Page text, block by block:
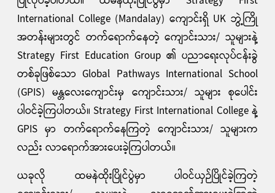
International College (Mandalay) ကျောင်းရှိ UK ဘွဲ့ကြို
အတန်းများတွင် တက်ရောက်နေတဲ့ ကျောင်းသား/ သူများနဲ့
Strategy First Education Group ၏ ပညာရေးလုပ်ငန်းခွဲ
တစ်ခုဖြစ်သော Global Pathways International School
(GPIS) မန္တလေးကျောင်းမှ ကျောင်းသား/ သူများ စုပေါင်း
ပါဝင်ခဲ့ကြပါတယ်။ Strategy First International College နဲ့
GPIS မှာ တက်ရောက်နေကြတဲ့ ကျောင်းသား/ သူများက
လည်း လာရောက်အားပေးခဲ့ကြပါတယ်။
ယခုလို ထမနဲထိုးပြိုင်ပွဲမှာ ပါဝင်ယှဉ်ပြိုင်ခဲ့ကြတဲ့